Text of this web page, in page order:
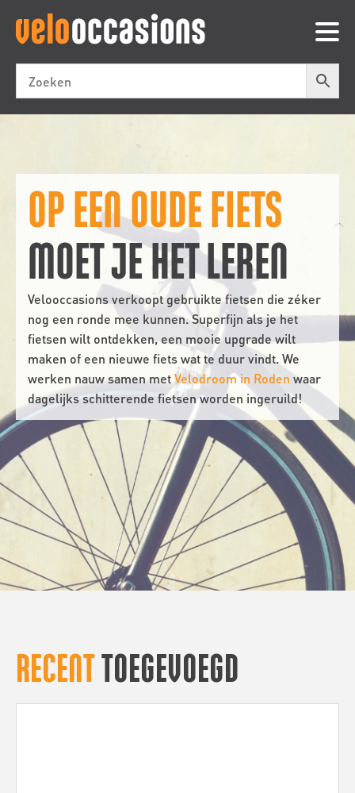
OP EEN OUDE FIETS
MOET JE HET LEREN
Velooccasions verkoopt gebruikte fietsen die zéker
nog een ronde mee kunnen. Superfijn als je het
fietsen wilt ontdekken, een mooie upgrade wilt
maken of een nieuwe fiets wat te duur vindt. We
werken nauw samen metVelodroom in Roden waar
dagelijks schitterende fietsen worden ingeruild!
RECENTTOEGEVOEGD